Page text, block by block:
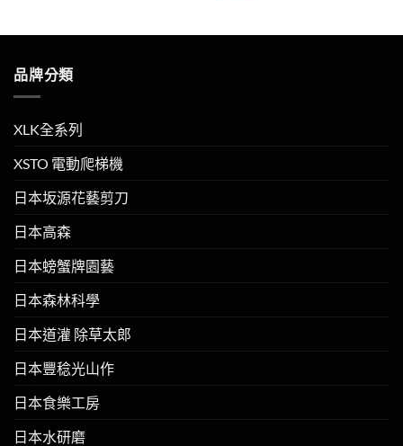
品牌分類
XLK全系列
XSTO 電動爬梯機
日本坂源花藝剪刀
日本高森
日本螃蟹牌園藝
日本森林科學
日本道灌 除草太郎
日本豐稔光山作
日本食樂工房
日本水研磨